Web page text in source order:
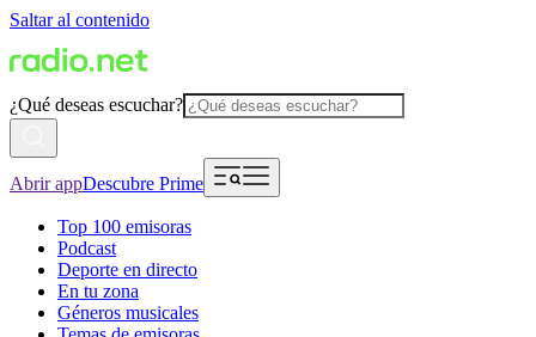
Saltar al contenido
¿Qué deseas escuchar?
Abrir appDescubre Prime
Top 100 emisoras
Podcast
Deporte en directo
En tu zona
Géneros musicales